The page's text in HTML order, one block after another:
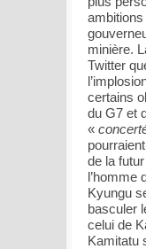
minière.
Twitter
certains
du G7 et
«
de la
l’homme
Kyungu
basculer
celui de
Kamitatu